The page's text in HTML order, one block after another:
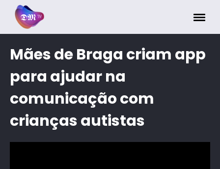
Mães de Braga criam app
para ajudar na
comunicação com
crianças autistas
Painel de Gerenciamento de Cookies